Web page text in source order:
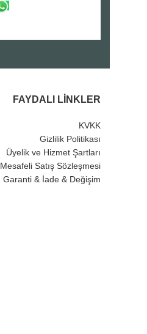
FAYDALI LINKLER
KVKK
Gizlilik Politikası
Üyelik ve Hizmet Şartları
Mesafeli Satış Sözleşmesi
Garanti & İade & Değişim